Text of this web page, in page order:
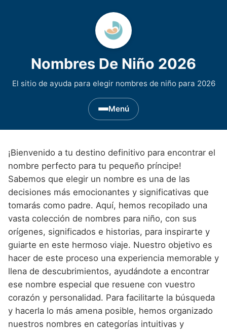
Nombres De Niño 2026
El sitio de ayuda para elegir nombres de niño para 2026
Menú
Nombres de niño que empiezan por A
Nombres de niño que empiezan por B
Nombres de niño que empiezan por C
Nombres de niño que empiezan por D
Nombres de niño que empiezan por E
Nombres de niño que empiezan por F
Nombres de niño que empiezan por G
Nombres de niño que empiezan por H
Nombres de niño que empiezan por I
Nombres de Regiones de España ▾
Nombres de Niño Andaluces
Nombres de Niño Aragoneses
Nombres de Niño Asturianos
Nombres de Niño Baleares
Nombres de Niño Canarios
Nombres de Niño Cantabros
Nombres de Niño Castellanos
Nombres de Niño Catalanes
Nombres de Niño Historicos ▾
Nombres de niño de Origen Biblico
Nombres de Niño Celtas
Nombres de Niño Egipcios
Nombres de Niño Griegos
Nombres de Niño Mitologicos
Nombres de Niño Romanos
Nombres de Niño Vikingos
Nombres de Niño Extranjeros ▾
Nombres de Niño Alemanes
Nombres de Niño Americanos
Nombres de Niño Arabes
Nombres de Niño Chinos
Nombres de Niño Franceses
Nombres de Niño Hispanoamericanos
Buscar
¡Bienvenido a tu destino definitivo para encontrar el
nombre perfecto para tu pequeño príncipe!
Sabemos que elegir un nombre es una de las
decisiones más emocionantes y significativas que
tomarás como padre. Aquí, hemos recopilado una
vasta colección de nombres para niño, con sus
orígenes, significados e historias, para inspirarte y
guiarte en este hermoso viaje. Nuestro objetivo es
hacer de este proceso una experiencia memorable y
llena de descubrimientos, ayudándote a encontrar
ese nombre especial que resuene con vuestro
corazón y personalidad. Para facilitarte la búsqueda
y hacerla lo más amena posible, hemos organizado
nuestros nombres en categorías intuitivas y